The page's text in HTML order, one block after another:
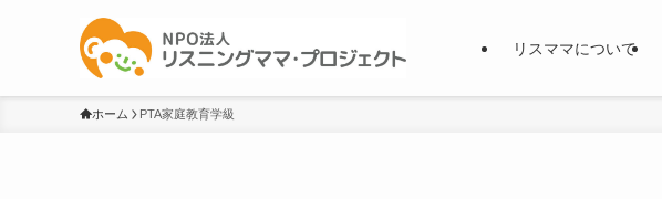
リスママについて
ホーム PTA家庭教育学級